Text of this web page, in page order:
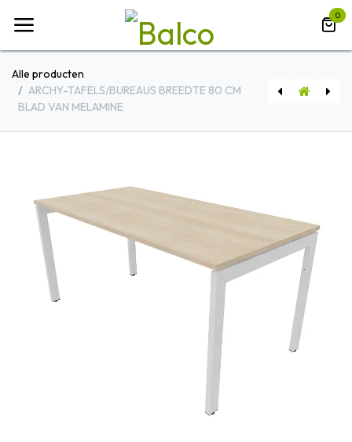
0
Alle producten
ARCHY-TAFELS/BUREAUS BREEDTE 80 CM
BLAD VAN MELAMINE